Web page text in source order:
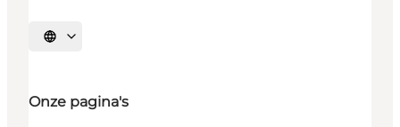
Selecteer taal
Onze pagina's